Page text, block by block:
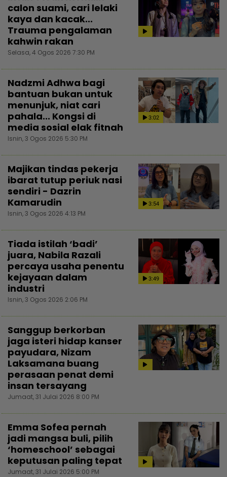
calon suami, cari lelaki
kaya dan kacak...
Trauma pengalaman
kahwin rakan
Selasa, 4 Ogos 2026 7:30 PM
3:02
Nadzmi Adhwa bagi
bantuan bukan untuk
menunjuk, niat cari
pahala... Kongsi di
media sosial elak fitnah
Isnin, 3 Ogos 2026 5:30 PM
3:54
Majikan tindas pekerja
ibarat tutup periuk nasi
sendiri - Dazrin
Kamarudin
Isnin, 3 Ogos 2026 4:13 PM
3:49
Tiada istilah ‘badi’
juara, Nabila Razali
percaya usaha penentu
kejayaan dalam
industri
Isnin, 3 Ogos 2026 2:06 PM
Sanggup berkorban
jaga isteri hidap kanser
payudara, Nizam
Laksamana buang
perasaan penat demi
insan tersayang
Jumaat, 31 Julai 2026 8:00 PM
Emma Sofea pernah
jadi mangsa buli, pilih
‘homeschool’ sebagai
keputusan paling tepat
Jumaat, 31 Julai 2026 5:00 PM